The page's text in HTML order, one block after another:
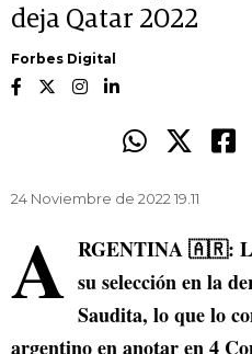
deja Qatar 2022
Forbes Digital
24 Noviembre de 2022 19.11
A RGENTINA 🇦🇷:
su selección en la
Saudita, lo que lo
argentino en anotar en 4